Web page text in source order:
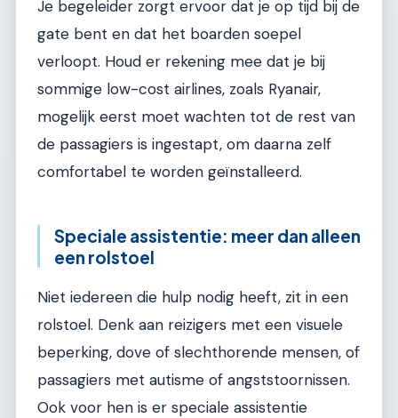
Je begeleider zorgt ervoor dat je op tijd bij de
gate bent en dat het boarden soepel
verloopt. Houd er rekening mee dat je bij
sommige low-cost airlines, zoals Ryanair,
mogelijk eerst moet wachten tot de rest van
de passagiers is ingestapt, om daarna zelf
comfortabel te worden geïnstalleerd.
Speciale assistentie: meer dan alleen
een rolstoel
Niet iedereen die hulp nodig heeft, zit in een
rolstoel. Denk aan reizigers met een visuele
beperking, dove of slechthorende mensen, of
passagiers met autisme of angststoornissen.
Ook voor hen is er speciale assistentie